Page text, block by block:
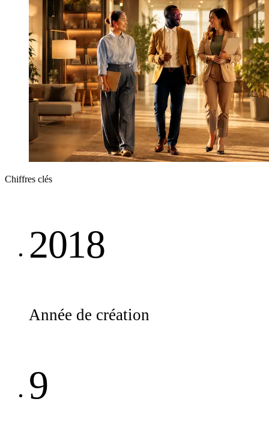
Chiffres clés
2018
Année de création
9